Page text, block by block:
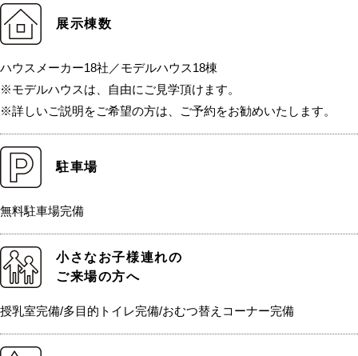
展示棟数
ハウスメーカー18社／モデルハウス18棟
※モデルハウスは、自由にご見学頂けます。
※詳しいご説明をご希望の方は、ご予約をお勧めいたします。
駐車場
無料駐車場完備
小さなお子様連れの
ご来場の方へ
授乳室完備/多目的トイレ完備/おむつ替えコーナー完備